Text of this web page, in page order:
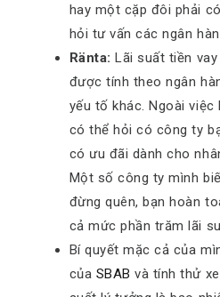
hay một cặp đôi phải
hỏi tư vấn các ngân
Ränta: Lãi suất tiền
được tính theo ngân
yếu tố khác. Ngoài việc
có thể hỏi có công ty
có ưu đãi dành cho
Một số công ty mình
đừng quên, bạn hoàn
cả mức phần trăm lãi
Bí quyết mặc cả của
của SBAB và tính thử